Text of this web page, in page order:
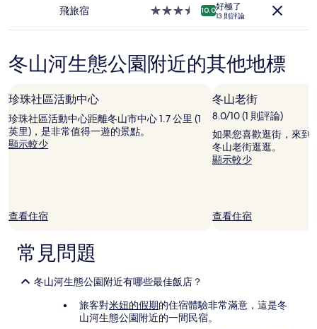
尋
的
價
價
格
和
供
應
會
有
變
動，
能
住
飛旅宿
3.5
宿
10.0好極了
13 則評論
冬山河生態公園附近的其他地標
珍珠社區活動中心
珍珠社區活動中心距離冬山市中心 1.7 公里 (1
英里)，是非常值得一遊的景點。
顯示較少
查看住宿
冬山老街
8.0/10 (1 則評論)
如果您喜歡逛街，來到
冬山老街逛逛。
顯示較少
查看住宿
常見問題
冬山河生態公園附近有哪些最佳飯店？
旅客對米妞的假期的住宿體驗非常滿意，這是冬
山河生態公園附近的一間民宿。